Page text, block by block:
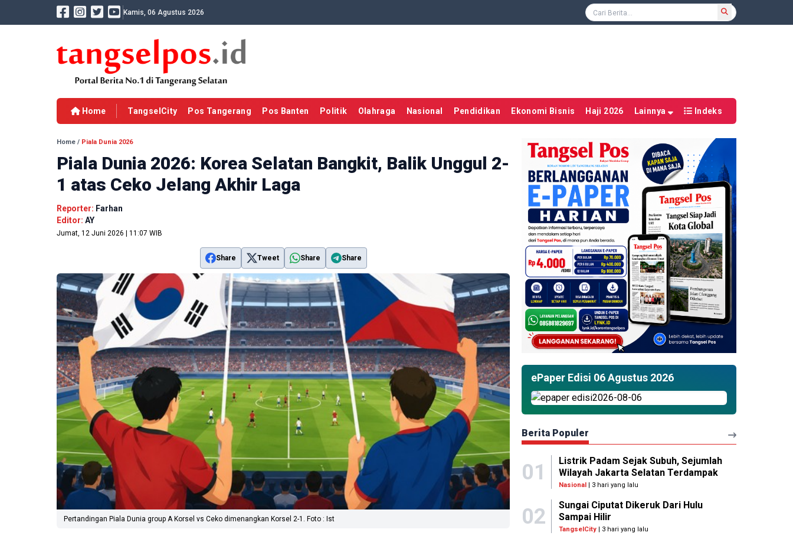
Kamis, 06 Agustus 2026
Home TangselCity Pos Tangerang Pos Banten Politik Olahraga Nasional Pendidikan Ekonomi Bisnis Haji 2026 Lainnya Indeks
Home / Piala Dunia 2026
Piala Dunia 2026: Korea Selatan Bangkit, Balik Unggul 2-
1 atas Ceko Jelang Akhir Laga
Reporter: Farhan
Editor: AY
Jumat, 12 Juni 2026 | 11:07 WIB
Share Tweet Share Share
Pertandingan Piala Dunia group A Korsel vs Ceko dimenangkan Korsel 2-1. Foto : Ist
ePaper Edisi 06 Agustus 2026
Berita Populer
01
Listrik Padam Sejak Subuh, Sejumlah
Wilayah Jakarta Selatan Terdampak
Nasional | 3 hari yang lalu
02
Sungai Ciputat Dikeruk Dari Hulu
Sampai Hilir
TangselCity| 3 hari yang lalu